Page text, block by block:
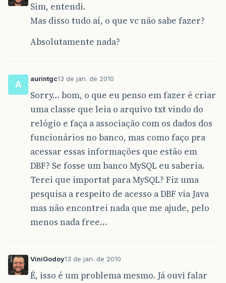
Sim, entendi.
Mas disso tudo aí, o que vc não sabe fazer?
Absolutamente nada?
A
aurintgc13 de jan. de 2010
Sorry… bom, o que eu penso em fazer é criar
uma classe que leia o arquivo txt vindo do
relógio e faça a associação com os dados dos
funcionários no banco, mas como faço pra
acessar essas informações que estão em
DBF? Se fosse um banco MySQL eu saberia.
Terei que importat para MySQL? Fiz uma
pesquisa a respeito de acesso a DBF via Java
mas não encontrei nada que me ajude, pelo
menos nada free…
ViniGodoy13 de jan. de 2010
É, isso é um problema mesmo. Já ouvi falar